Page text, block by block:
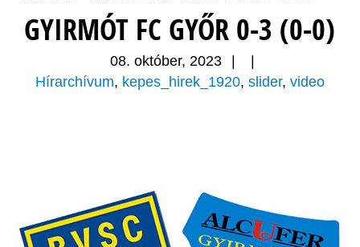
GYIRMÓT FC GYŐR 0-3 (0-0)
08. október, 2023
Hírarchívum, kepes_hirek_1920, slider, video